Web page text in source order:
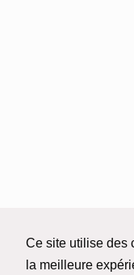
Ce site utilise des
la meilleure